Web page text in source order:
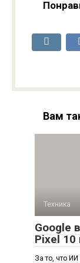
Вам
Техника
Google
Pixel 10
За то, что